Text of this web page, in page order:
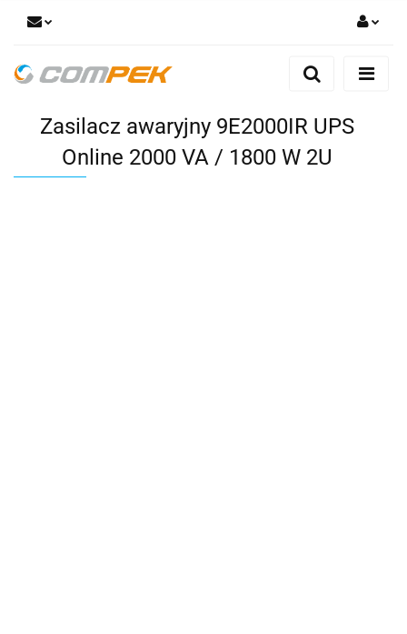
Zaloguj się
Dodaj zgłoszenie
Zgody cookies
Zasilacz awaryjny 9E2000IR UPS
Online 2000 VA / 1800 W 2U